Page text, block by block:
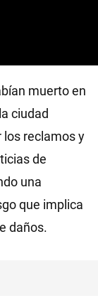
muerto en
ciudad
los reclamos y
de
una
que implica
daños.